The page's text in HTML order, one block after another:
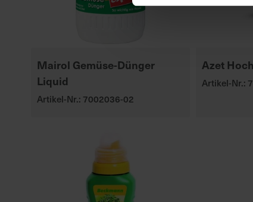
Mairol Gemüse-Dünger
Liquid
Artikel-Nr.: 7002036-02
Azet
Artikel-Nr.: